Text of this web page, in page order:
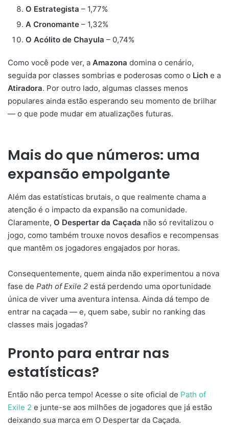
O Estrategista – 1,77%
A Cronomante – 1,32%
O Acólito de Chayula – 0,74%
Como você pode ver, a Amazona domina o cenário,
seguida por classes sombrias e poderosas como o Lich e a
Atiradora. Por outro lado, algumas classes menos
populares ainda estão esperando seu momento de brilhar
— o que pode mudar em atualizações futuras.
Mais do que números: uma
expansão empolgante
Além das estatísticas brutais, o que realmente chama a
atenção é o impacto da expansão na comunidade.
Claramente, O Despertar da Caçada não só revitalizou o
jogo, como também trouxe novos desafios e recompensas
que mantêm os jogadores engajados por horas.
Consequentemente, quem ainda não experimentou a nova
fase de Path of Exile 2 está perdendo uma oportunidade
única de viver uma aventura intensa. Ainda dá tempo de
entrar na caçada — e, quem sabe, subir no ranking das
classes mais jogadas?
Pronto para entrar nas
estatísticas?
Então não perca tempo! Acesse o site oficial de Path of
Exile 2 e junte-se aos milhões de jogadores que já estão
deixando sua marca em O Despertar da Caçada.